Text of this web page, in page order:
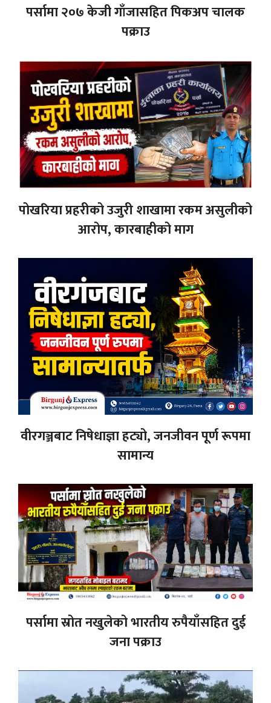
पर्सामा २०७ केजी गाँजासहित पिकअप चालक
पक्राउ
पोखरिया प्रहरीको उजुरी शाखामा रकम असुलीको
आरोप, कारबाहीको माग
वीरगञ्जबाट निषेधाज्ञा हट्यो, जनजीवन पूर्ण रूपमा
सामान्य
पर्सामा स्रोत नखुलेको भारतीय रुपैयाँसहित दुई
जना पक्राउ